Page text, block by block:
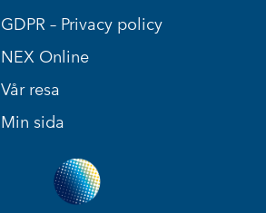
GDPR – Privacy policy
NEX Online
Vår resa
Min sida